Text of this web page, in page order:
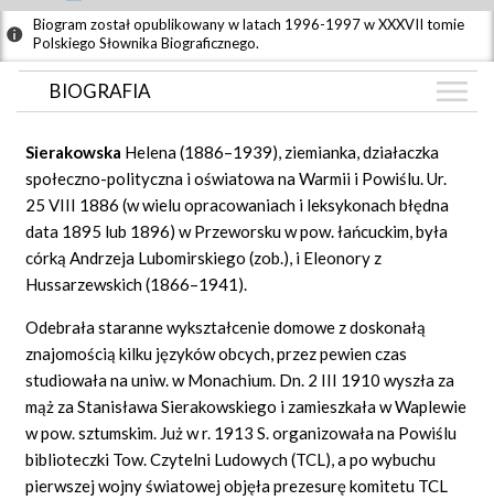
Biogram został opublikowany w latach 1996-1997 w XXXVII tomie
Polskiego Słownika Biograficznego.
BIOGRAFIA
ZDJĘCIA (3)
GRAF POWIĄZAŃ
DYSKUSJA
Mapa
Sierakowska Helena (1886–1939), ziemianka, działaczka
społeczno-polityczna i oświatowa na Warmii i Powiślu. Ur.
25 VIII 1886 (w wielu opracowaniach i leksykonach błędna
data 1895 lub 1896) w Przeworsku w pow. łańcuckim, była
córką Andrzeja Lubomirskiego (zob.), i Eleonory z
Hussarzewskich (1866–1941).
Odebrała staranne wykształcenie domowe z doskonałą
znajomością kilku języków obcych, przez pewien czas
studiowała na uniw. w Monachium. Dn. 2 III 1910 wyszła za
mąż za Stanisława Sierakowskiego i zamieszkała w Waplewie
w pow. sztumskim. Już w r. 1913 S. organizowała na Powiślu
biblioteczki Tow. Czytelni Ludowych (TCL), a po wybuchu
pierwszej wojny światowej objęła prezesurę komitetu TCL